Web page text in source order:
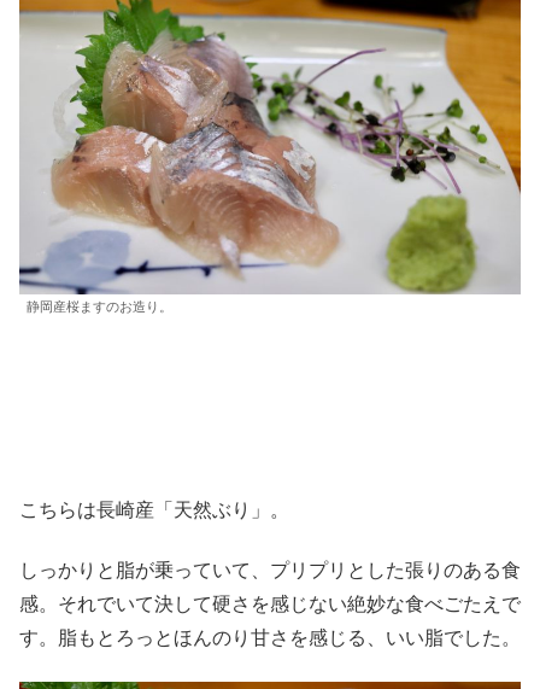
静岡産桜ますのお造り。
こちらは長崎産「天然ぶり」。
しっかりと脂が乗っていて、プリプリとした張りのある食
感。それでいて決して硬さを感じない絶妙な食べごたえで
す。脂もとろっとほんのり甘さを感じる、いい脂でした。